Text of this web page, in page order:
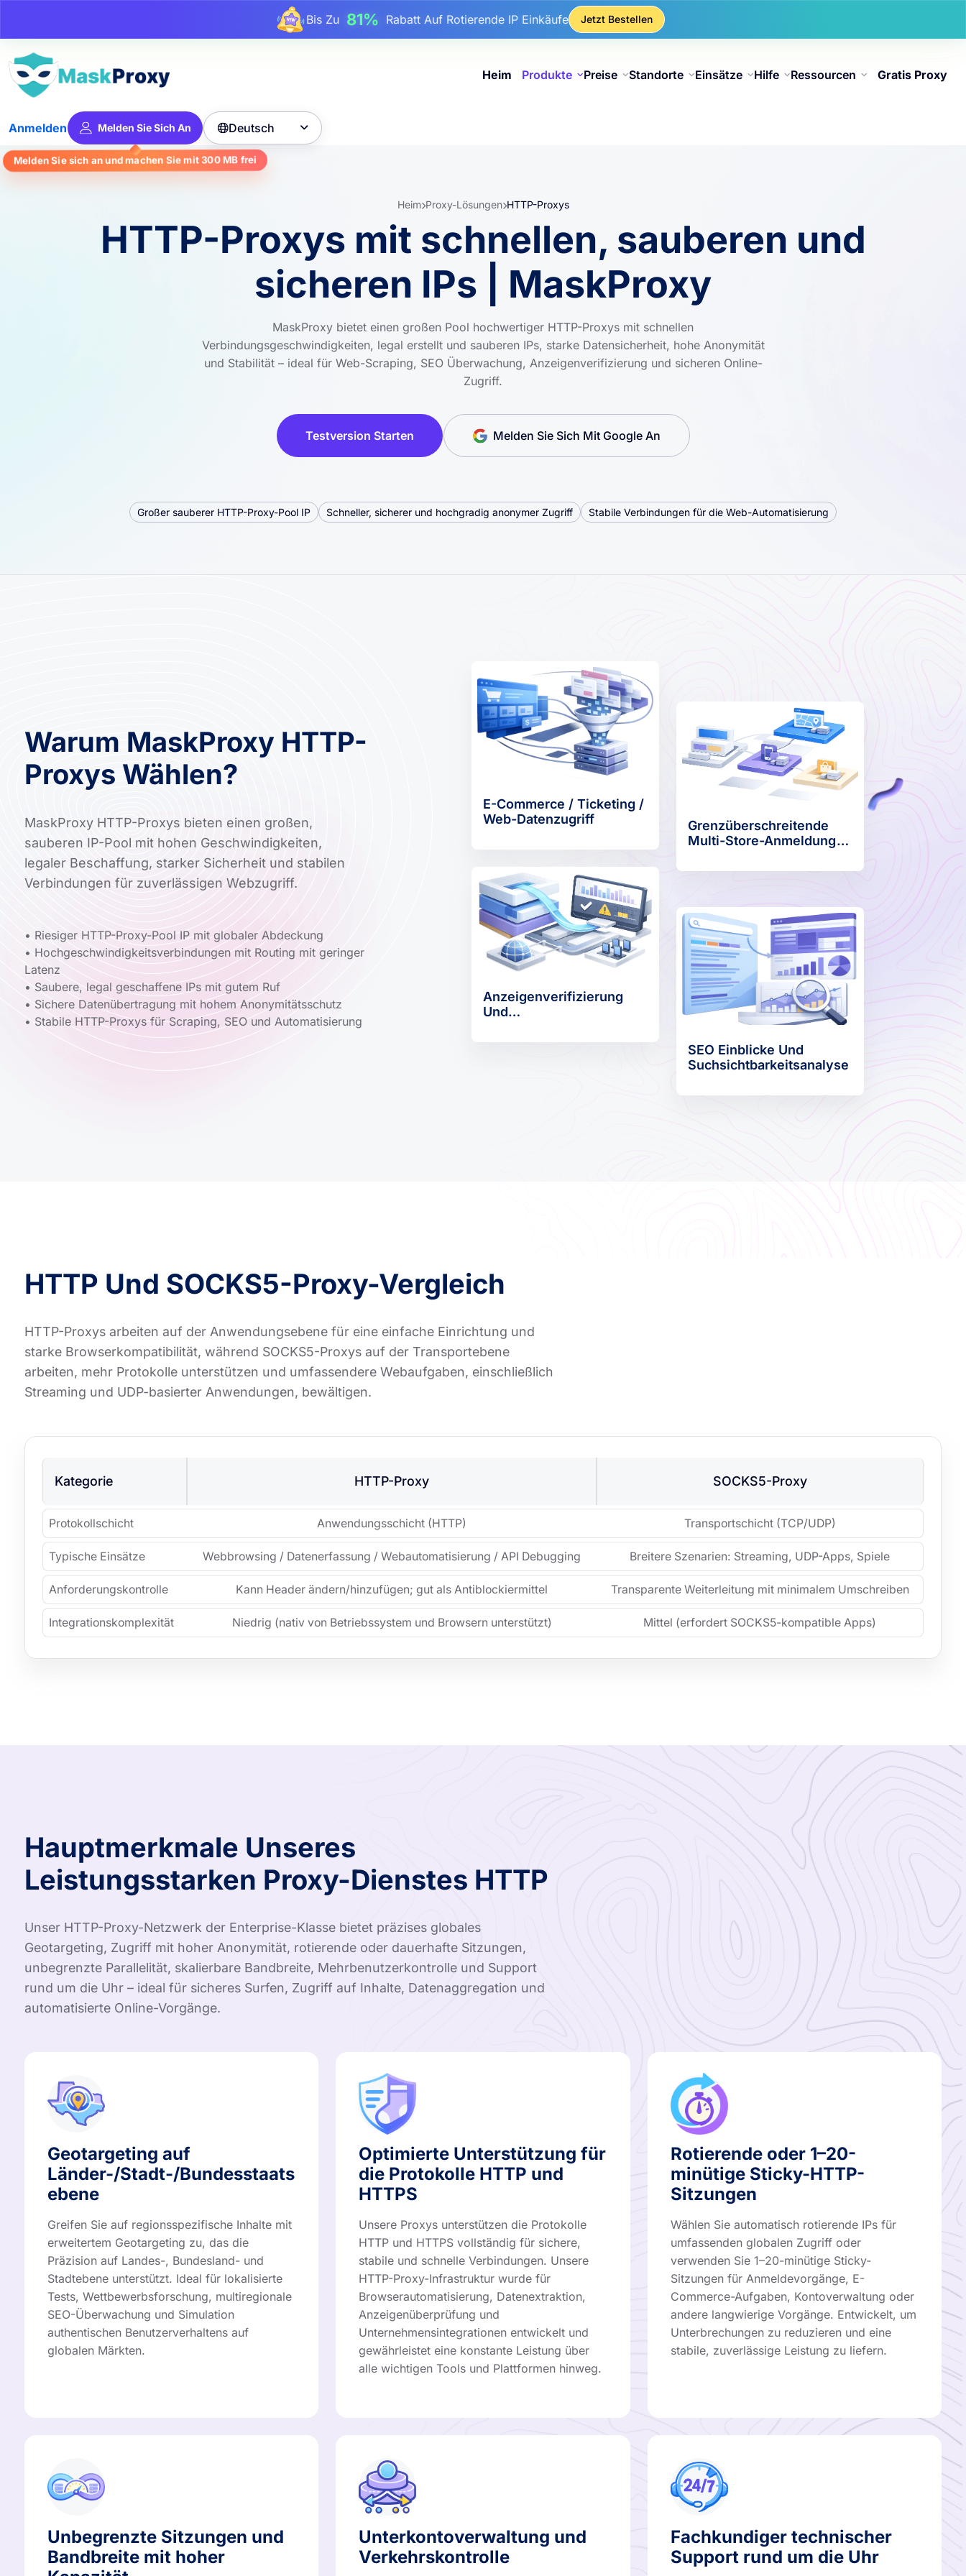
Bis Zu17%Bonusrabatt Auf Aufladungen
Bis Zu25%Rabatt Auf Statische IP-Käufe
Jetzt Bestellen
Heim Produkte Preise Standorte Einsätze Hilfe Ressourcen Gratis Proxy
Anmelden Melden Sie Sich An
Melden Sie sich an und machen Sie mit 300 MBfrei
Deutsch 
Heim Proxy-Lösungen HTTP-Proxys
HTTP-Proxys mit schnellen, sauberen und
sicheren IPs | MaskProxy
MaskProxy bietet einen großen Pool hochwertiger HTTP-Proxys mit schnellen
Verbindungsgeschwindigkeiten, legal erstellt und sauberen IPs, starke Datensicherheit, hohe Anonymität
und Stabilität – ideal für Web-Scraping, SEO Überwachung, Anzeigenverifizierung und sicheren Online-
Zugriff.
Testversion Starten Melden Sie Sich Mit Google An
Großer sauberer HTTP-Proxy-Pool IP Schneller, sicherer und hochgradig anonymer Zugriff Stabile Verbindungen für die Web-Automatisierung
Warum MaskProxy HTTP-
Proxys Wählen?
MaskProxy HTTP-Proxys bieten einen großen,
sauberen IP-Pool mit hohen Geschwindigkeiten,
legaler Beschaffung, starker Sicherheit und stabilen
Verbindungen für zuverlässigen Webzugriff.
• Riesiger HTTP-Proxy-Pool IP mit globaler Abdeckung
• Hochgeschwindigkeitsverbindungen mit Routing mit geringer
Latenz
• Saubere, legal geschaffene IPs mit gutem Ruf
• Sichere Datenübertragung mit hohem Anonymitätsschutz
• Stabile HTTP-Proxys für Scraping, SEO und Automatisierung
E-Commerce / Ticketing /
Web-Datenzugriff
Grenzüberschreitende
Multi-Store-Anmeldung
Anzeigenverifizierung
Und
SEO Einblicke Und
Suchsichtbarkeitsanalyse
HTTP Und SOCKS5-Proxy-Vergleich
HTTP-Proxys arbeiten auf der Anwendungsebene für eine einfache Einrichtung und
starke Browserkompatibilität, während SOCKS5-Proxys auf der Transportebene
arbeiten, mehr Protokolle unterstützen und umfassendere Webaufgaben, einschließlich
Streaming und UDP-basierter Anwendungen, bewältigen.
Kategorie HTTP-Proxy SOCKS5-Proxy
Protokollschicht Anwendungsschicht (HTTP) Transportschicht (TCP/UDP)
Typische Einsätze Webbrowsing / Datenerfassung / Webautomatisierung / API Debugging Breitere Szenarien: Streaming, UDP-Apps, Spiele
Anforderungskontrolle Kann Header ändern/hinzufügen; gut als Antiblockiermittel Transparente Weiterleitung mit minimalem Umschreiben
Integrationskomplexität Niedrig (nativ von Betriebssystem und Browsern unterstützt) Mittel (erfordert SOCKS5-kompatible Apps)
Hauptmerkmale Unseres
Leistungsstarken Proxy-Dienstes HTTP
Unser HTTP-Proxy-Netzwerk der Enterprise-Klasse bietet präzises globales
Geotargeting, Zugriff mit hoher Anonymität, rotierende oder dauerhafte Sitzungen,
unbegrenzte Parallelität, skalierbare Bandbreite, Mehrbenutzerkontrolle und Support
rund um die Uhr – ideal für sicheres Surfen, Zugriff auf Inhalte, Datenaggregation und
automatisierte Online-Vorgänge.
Geotargeting auf
Länder-/Stadt-/Bundesstaats
ebene
Greifen Sie auf regionsspezifische Inhalte mit
erweitertem Geotargeting zu, das die
Präzision auf Landes-, Bundesland- und
Stadtebene unterstützt. Ideal für lokalisierte
Tests, Wettbewerbsforschung, multiregionale
SEO-Überwachung und Simulation
authentischen Benutzerverhaltens auf
globalen Märkten.
Optimierte Unterstützung für
die Protokolle HTTP und
HTTPS
Unsere Proxys unterstützen die Protokolle
HTTP und HTTPS vollständig für sichere,
stabile und schnelle Verbindungen. Unsere
HTTP-Proxy-Infrastruktur wurde für
Browserautomatisierung, Datenextraktion,
Anzeigenüberprüfung und
Unternehmensintegrationen entwickelt und
gewährleistet eine konstante Leistung über
alle wichtigen Tools und Plattformen hinweg.
Rotierende oder 1–20-
minütige Sticky-HTTP-
Sitzungen
Wählen Sie automatisch rotierende IPs für
umfassenden globalen Zugriff oder
verwenden Sie 1–20-minütige Sticky-
Sitzungen für Anmeldevorgänge, E-
Commerce-Aufgaben, Kontoverwaltung oder
andere langwierige Vorgänge. Entwickelt, um
Unterbrechungen zu reduzieren und eine
stabile, zuverlässige Leistung zu liefern.
Unbegrenzte Sitzungen und
Bandbreite mit hoher
Unterkontoverwaltung und
Verkehrskontrolle
Fachkundiger technischer
Support rund um die Uhr